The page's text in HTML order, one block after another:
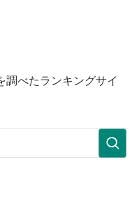
べたランキングサイ